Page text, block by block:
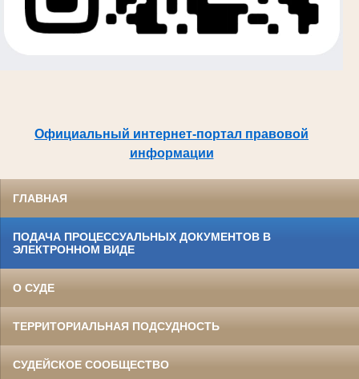
Официальный интернет-портал правовой
информации
ГЛАВНАЯ
ПОДАЧА ПРОЦЕССУАЛЬНЫХ ДОКУМЕНТОВ В
ЭЛЕКТРОННОМ ВИДЕ
О СУДЕ
ТЕРРИТОРИАЛЬНАЯ ПОДСУДНОСТЬ
СУДЕЙСКОЕ СООБЩЕСТВО